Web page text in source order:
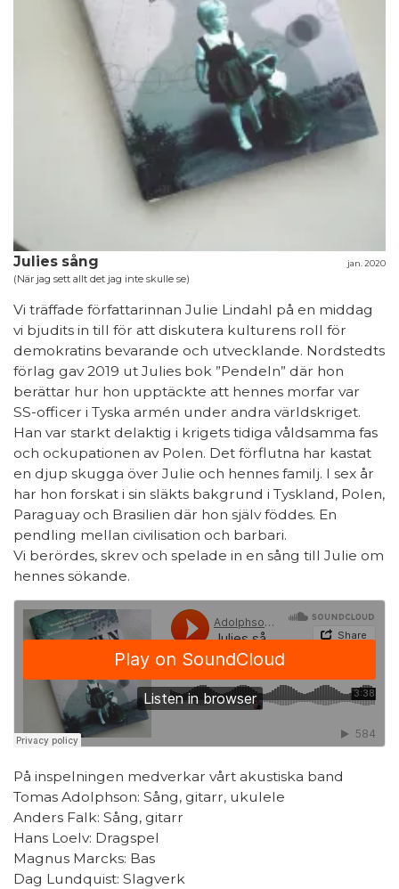
Julies sång jan. 2020
(När jag sett allt det jag inte skulle se)
Vi träffade författarinnan Julie Lindahl på en middag
vi bjudits in till för att diskutera kulturens roll för
demokratins bevarande och utvecklande. Nordstedts
förlag gav 2019 ut Julies bok ”Pendeln” där hon
berättar hur hon upptäckte att hennes morfar var
SS-officer i Tyska armén under andra världskriget.
Han var starkt delaktig i krigets tidiga våldsamma fas
och ockupationen av Polen. Det förflutna har kastat
en djup skugga över Julie och hennes familj. I sex år
har hon forskat i sin släkts bakgrund i Tyskland, Polen,
Paraguay och Brasilien där hon själv föddes. En
pendling mellan civilisation och barbari.
Vi berördes, skrev och spelade in en sång till Julie om
hennes sökande.
På inspelningen medverkar vårt akustiska band
Tomas Adolphson: Sång, gitarr, ukulele
Anders Falk: Sång, gitarr
Hans Loelv: Dragspel
Magnus Marcks: Bas
Dag Lundquist: Slagverk